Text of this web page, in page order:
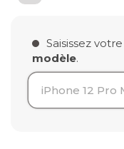
Saisissez votre
modèle.